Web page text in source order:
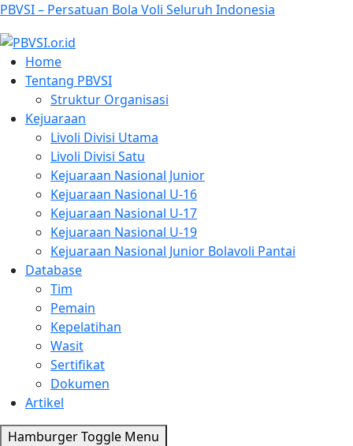
PBVSI – Persatuan Bola Voli Seluruh Indonesia
Home
Tentang PBVSI
Struktur Organisasi
Kejuaraan
Livoli Divisi Utama
Livoli Divisi Satu
Kejuaraan Nasional Junior
Kejuaraan Nasional U-16
Kejuaraan Nasional U-17
Kejuaraan Nasional U-19
Kejuaraan Nasional Junior Bolavoli Pantai
Database
Tim
Pemain
Kepelatihan
Wasit
Sertifikat
Dokumen
Artikel
Hamburger Toggle Menu